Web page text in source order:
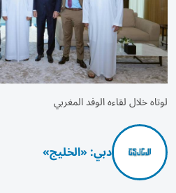
لوتاه خلال لقاءه الوفد المغربي
دبي: «الخليج»